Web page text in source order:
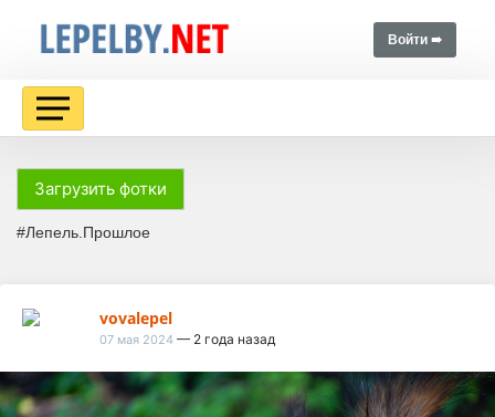
Войти ➠
Загрузить фотки
#Лепель.Прошлое
vovalepel
07 мая 2024 — 2 года назад